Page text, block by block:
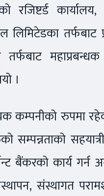
रजिष्टर्ड
लिमिटेडका
।
कम्पनीको रुपमा
बैंकरको कार्य गर्न
संस्थागत